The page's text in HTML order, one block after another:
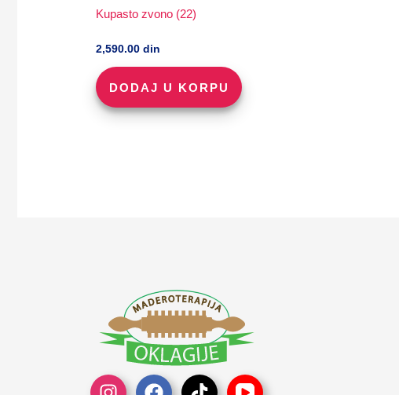
Kupasto zvono (22)
2,590.00din
DODAJ U KORPU